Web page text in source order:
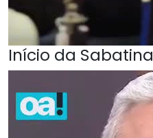
Início da Sabatina